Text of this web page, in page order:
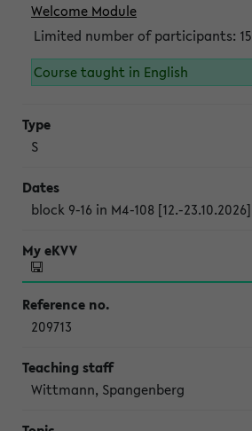
Welcome Module
Limited number of participants: 15
Course taught in English
S
block 9-16 in M4-108 [12.-23.10.2026]
209713
Wittmann, Spangenberg